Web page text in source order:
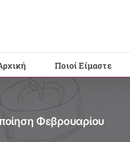
Ποιοί Είμαστε
Φεβρουαρίου